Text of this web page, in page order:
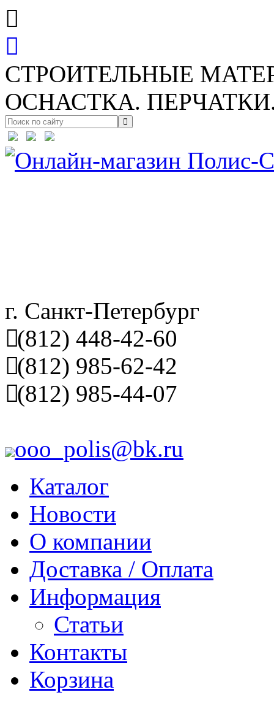
СТРОИТЕЛЬНЫЕ
ОСНАСТКА.
г. Санкт-Петербург
(812) 448-42-60
(812) 985-62-42
(812) 985-44-07
ooo_polis@bk.ru
Каталог
Новости
О компании
Доставка / Оплата
Информация
Статьи
Контакты
Корзина